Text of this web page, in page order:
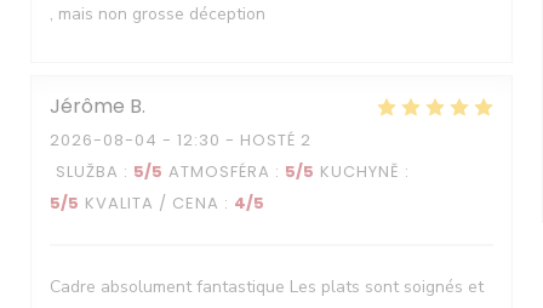
, mais non grosse déception
Jérôme B
2026-08-04 - 12:30 - HOSTÉ 2
SLUŽBA : 5/5 ATMOSFÉRA : 5/5 KUCHYNĚ :
5/5 KVALITA / CENA : 4/5
Cadre absolument fantastique Les plats sont soignés et